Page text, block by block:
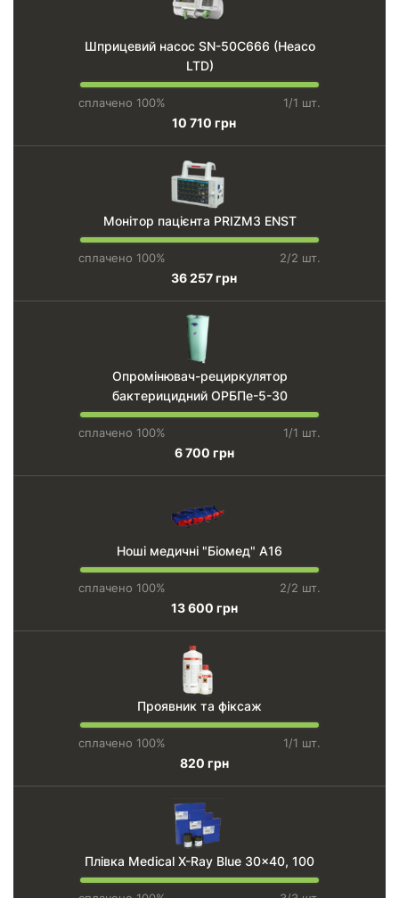
Шприцевий насос SN-50C666 (Heaco
LTD)
сплачено 100% 1/1 шт.
10 710 грн
Монітор пацієнта PRIZM3 ENST
сплачено 100% 2/2 шт.
36 257 грн
Опромінювач-рециркулятор
бактерицидний ОРБПе-5-30
сплачено 100% 1/1 шт.
6 700 грн
Ноші медичні "Біомед" А16
сплачено 100% 2/2 шт.
13 600 грн
Проявник та фіксаж
сплачено 100% 1/1 шт.
820 грн
Плівка Medical X-Ray Blue 30x40, 100